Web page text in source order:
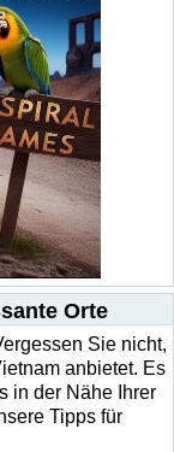
Orte
Sie nicht,
anbietet. Es
in der Nähe Ihrer
Tipps für